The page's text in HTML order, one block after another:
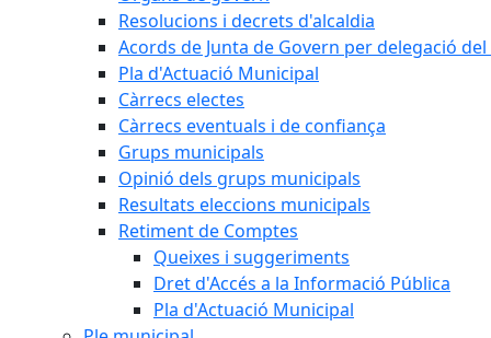
Resolucions i decrets d'alcaldia
Acords de Junta de Govern per delegació del
Pla d'Actuació Municipal
Càrrecs electes
Càrrecs eventuals i de confiança
Grups municipals
Opinió dels grups municipals
Resultats eleccions municipals
Retiment de Comptes
Queixes i suggeriments
Dret d'Accés a la Informació Pública
Pla d'Actuació Municipal